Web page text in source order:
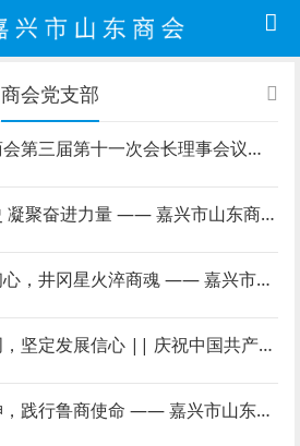
商会党支部
嘉兴市山东商会第三届第十一次会长理事会议暨2025年月是故乡明中秋联谊会成功举办
铭记苦难历史 凝聚奋进力量 —— 嘉兴市山东商会党支部组织观影《731》
红船领航映初心，井冈星火淬商魂 —— 嘉兴市山东商会党支部井冈山沉浸式红色之旅筑牢企业家精神根基
重温入党誓词，坚定发展信心 || 庆祝中国共产党成立104周年
传承红船精神，践行鲁商使命 —— 嘉兴市山东商会党支部开展 “七一” 主题党日活动